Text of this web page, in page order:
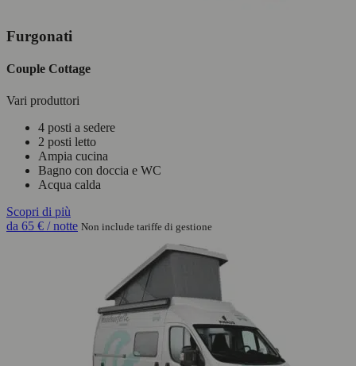
Furgonati
Couple Cottage
Vari produttori
4 posti a sedere
2 posti letto
Ampia cucina
Bagno con doccia e WC
Acqua calda
Scopri di più
da 65 € / notte Non include tariffe di gestione